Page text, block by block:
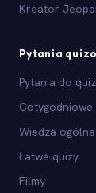
Kreator
Pytania
Pytania do
Wiedza ogólna
Łatwe quizy
Filmy